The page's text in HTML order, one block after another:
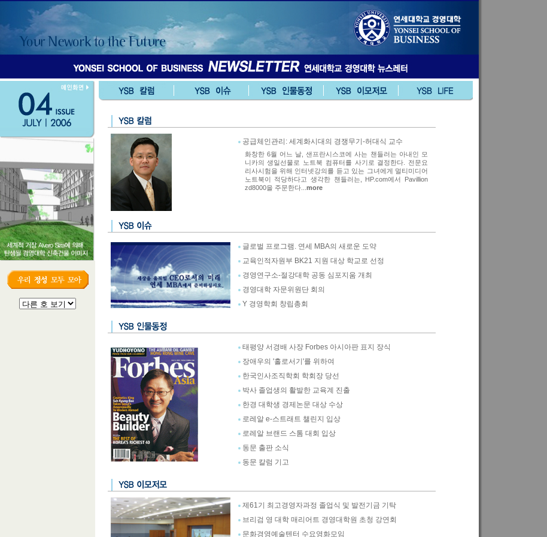
공급체인관리: 세계화시대의 경쟁무기-허대식 교수
화창한 6월 어느 날, 샌프란시스코에 사는 챈들러는 아내인 모
니카의 생일선물로 노트북 컴퓨터를 사기로 결정한다. 전문요
리사시험을 위해 인터넷강의를 듣고 있는 그녀에게 멀티미디어
노트북이 적당하다고 생각한 챈들러는, HP.com에서 Pavillion
zd8000을 주문한다... more
글로벌 프로그램. 연세 MBA의 새로운 도약
교육인적자원부 BK21 지원 대상 학교로 선정
경영연구소-절강대학 공동 심포지움 개최
경영대학 자문위원단 회의
Y 경영학회 창립총회
태평양 서경배 사장 Forbes 아시아판 표지 장식
장애우의 '홀로서기'를 위하여
한국인사조직학회 학회장 당선
박사 졸업생의 활발한 교육계 진출
한경 대학생 경제논문 대상 수상
로레알 e-스트래트 챌린지 입상
로레알 브랜드 스톰 대회 입상
동문 출판 소식
동문 칼럼 기고
제61기 최고경영자과정 졸업식 및 발전기금 기탁
브리검 영 대학 매리어트 경영대학원 초청 강연회
문화경영예술텐터 수요영화모임